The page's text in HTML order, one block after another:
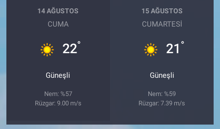
14 AĞUSTOS
CUMA
22°
Güneşli
Nem: %57
Rüzgar: 9.00 m/s
15 AĞUSTOS
CUMARTESI
21 °
Güneşli
Nem: %59
Rüzgar: 7.39 m/s